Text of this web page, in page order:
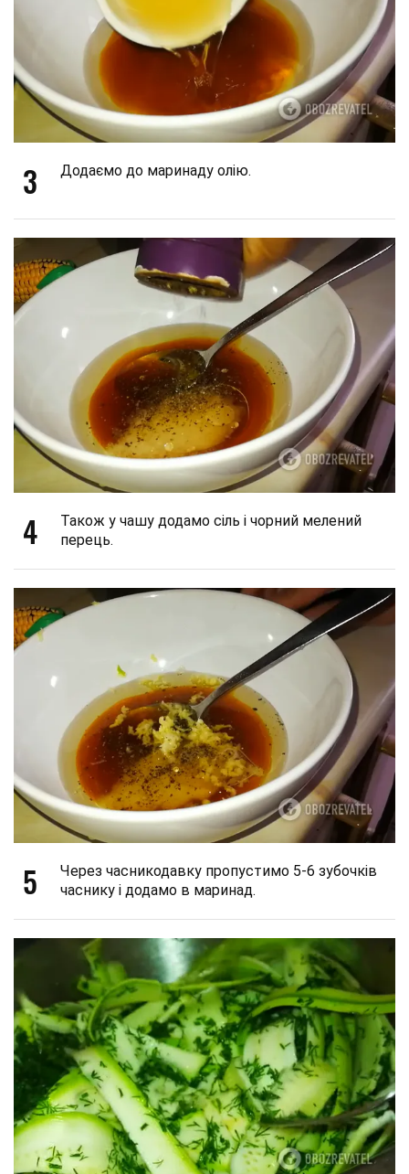
3 Додаємо до маринаду олію.
4
Також у чашу додамо сіль і чорний мелений
перець.
5
Через часникодавку пропустимо 5-6 зубочків
часнику і додамо в маринад.